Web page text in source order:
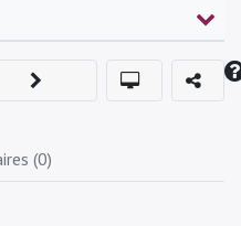
(0)